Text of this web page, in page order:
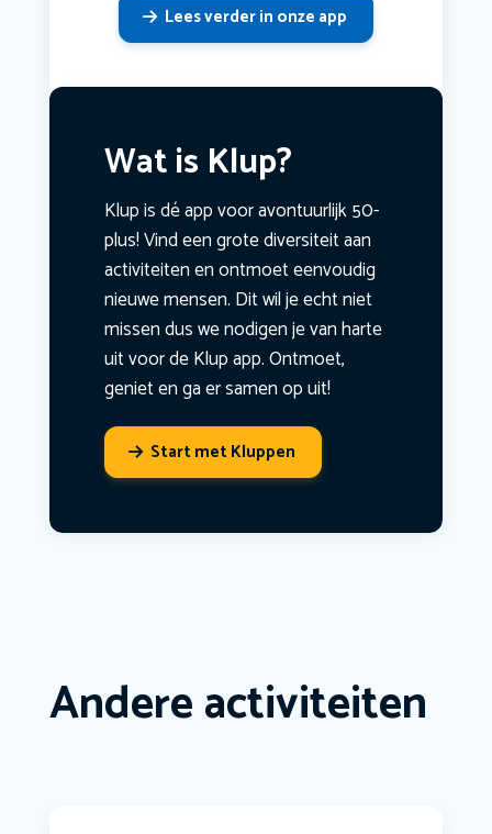
Lees verder in onze app
Wat is Klup?
Klup is dé app voor avontuurlijk 50-
plus! Vind een grote diversiteit aan
activiteiten en ontmoet eenvoudig
nieuwe mensen. Dit wil je echt niet
missen dus we nodigen je van harte
uit voor de Klup app. Ontmoet,
geniet en ga er samen op uit!
Start met Kluppen
Andere activiteiten